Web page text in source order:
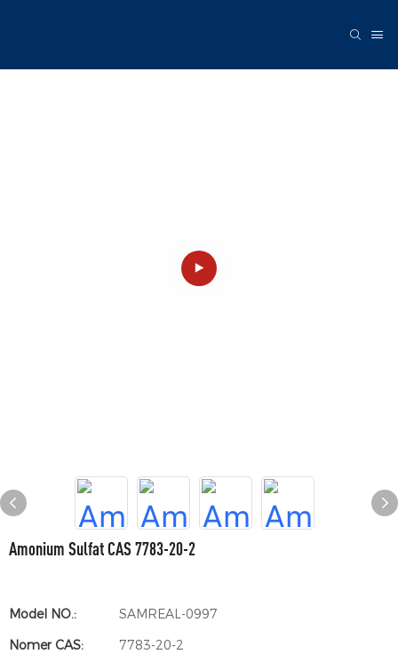
Amonium Sulfat CAS 7783-20-2
Model NO.:
SAMREAL-0997
Nomer CAS:
7783-20-2